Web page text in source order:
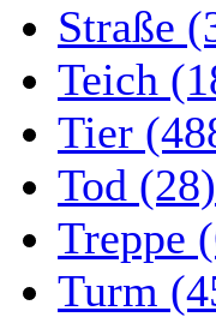
Straße
Teich
Tier
Tod (28)
Treppe
Turm